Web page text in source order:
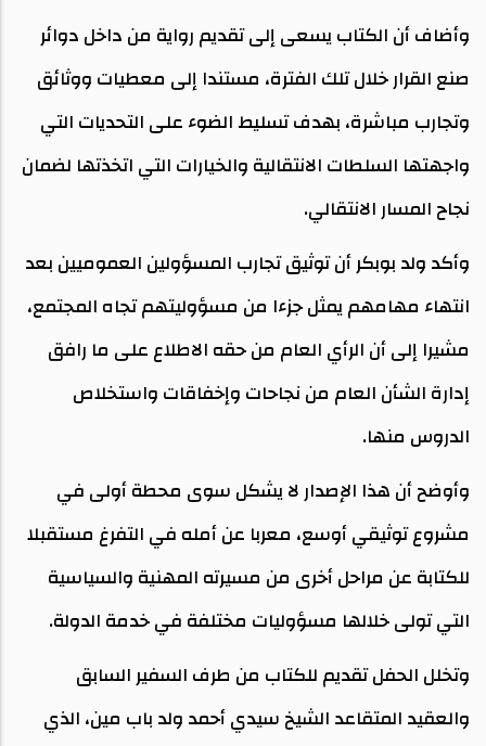
وأضاف أن الكتاب يسعى إلى تقديم رواية من داخل دوائر
صنع القرار خلال تلك الفترة، مستندا إلى معطيات ووثائق
وتجارب مباشرة، بهدف تسليط الضوء على التحديات التي
واجهتها السلطات الانتقالية والخيارات التي اتخذتها لضمان
نجاح المسار الانتقالي.
وأكد ولد بوبكر أن توثيق تجارب المسؤولين العموميين بعد
انتهاء مهامهم يمثل جزءا من مسؤوليتهم تجاه المجتمع،
مشيرا إلى أن الرأي العام من حقه الاطلاع على ما رافق
إدارة الشأن العام من نجاحات وإخفاقات واستخلاص
الدروس منها.
وأوضح أن هذا الإصدار لا يشكل سوى محطة أولى في
مشروع توثيقي أوسع، معربا عن أمله في التفرغ مستقبلا
للكتابة عن مراحل أخرى من مسيرته المهنية والسياسية
التي تولى خلالها مسؤوليات مختلفة في خدمة الدولة.
وتخلل الحفل تقديم للكتاب من طرف السفير السابق
والعقيد المتقاعد الشيخ سيدي أحمد ولد باب مين، الذي